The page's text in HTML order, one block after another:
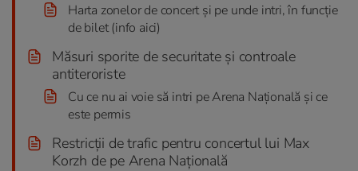
Harta zonelor de concert și pe unde intri, în funcție
de bilet (info aici)
Măsuri sporite de securitate și controale
antiteroriste
Cu ce nu ai voie să intri pe Arena Naţională și ce
este permis
Restricții de trafic pentru concertul lui Max
Korzh de pe Arena Națională